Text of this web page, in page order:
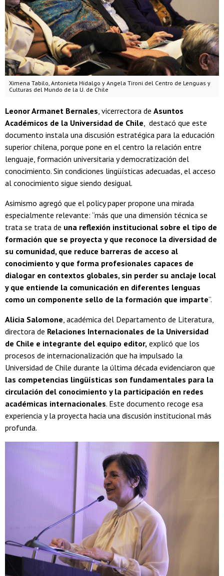
Ximena Tabilo, Antonieta Hidalgo y Angela Tironi del Centro de Lenguas y
Culturas del Mundo de la U. de Chile
Leonor Armanet Bernales , vicerrectora de Asuntos
Académicos de la Universidad de Chile , destacó que este
documento instala una discusión estratégica para la educación
superior chilena, porque pone en el centro la relación entre
lenguaje, formación universitaria y democratización del
conocimiento. Sin condiciones lingüísticas adecuadas, el acceso
al conocimiento sigue siendo desigual.
Asimismo agregó que el policy paper propone una mirada
especialmente relevante: “más que una dimensión técnica se
trata se trata de una reflexión institucional sobre el tipo de
formación que se proyecta y que reconoce la diversidad de
su comunidad, que reduce barreras de acceso al
conocimiento y que forma profesionales capaces de
dialogar en contextos globales, sin perder su anclaje local
y que entiende la comunicación en diferentes lenguas
como un componente sello de la formación que imparte”.
Alicia Salomone , académica del Departamento de Literatura,
directora de Relaciones Internacionales de la Universidad
de Chile e integrante del equipo editor, explicó que los
procesos de internacionalización que ha impulsado la
Universidad de Chile durante la última década evidenciaron que
las competencias lingüísticas son fundamentales para la
circulación del conocimiento y la participación en redes
académicas internacionales. Este documento recoge esa
experiencia y la proyecta hacia una discusión institucional más
profunda.